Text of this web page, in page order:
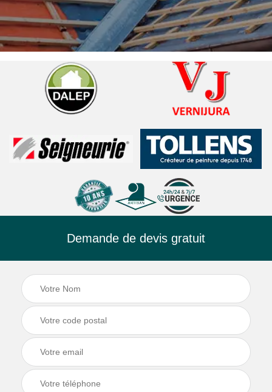
Demande de devis gratuit